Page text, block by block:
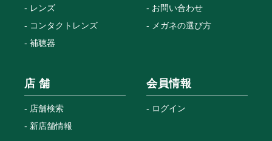
レンズ
コンタクトレンズ
補聴器
お問い合わせ
メガネの選び方
店 舗
店舗検索
新店舗情報
会員情報
ログイン